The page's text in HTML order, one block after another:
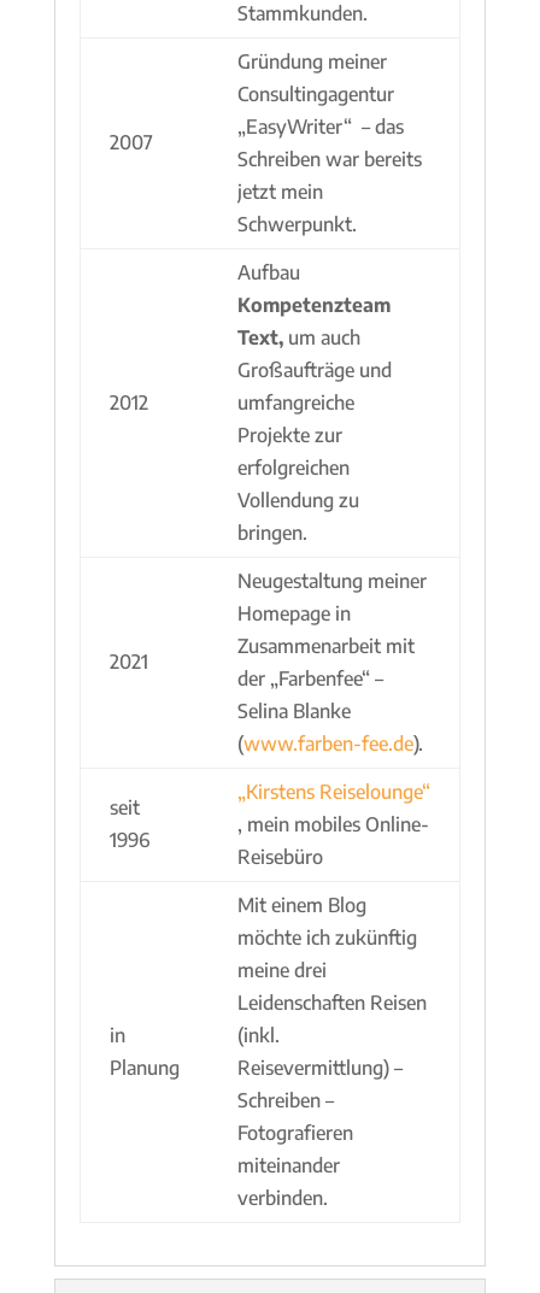
Stammkunden.
2007
Gründung meiner
Consultingagentur
„EasyWriter“ – das
Schreiben war bereits
jetzt mein
Schwerpunkt.
2012
Aufbau
Kompetenzteam
Text,um auch
Großaufträge und
umfangreiche
Projekte zur
erfolgreichen
Vollendung zu
bringen.
2021
Neugestaltung meiner
Homepage in
Zusammenarbeit mit
der „Farbenfee“ –
Selina Blanke
(www.farben-fee.de).
seit
1996
„Kirstens Reiselounge“
, mein mobiles Online-
Reisebüro
in
Planung
Mit einem Blog
möchte ich zukünftig
meine drei
Leidenschaften Reisen
(inkl.
Reisevermittlung) –
Schreiben –
Fotografieren
miteinander
verbinden.